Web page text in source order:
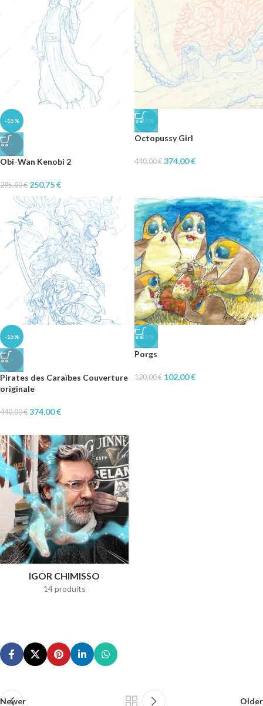
-15%
♥
Obi-Wan Kenobi 2
295,00€ 250,75€
-15%
Octopussy Girl
440,00€ 374,00€
-15%
♥
Pirates des Caraïbes Couverture
originale
440,00€ 374,00€
-15%
Porgs
120,00€ 102,00€
IGOR CHIMISSO
14 produits
Newer Older